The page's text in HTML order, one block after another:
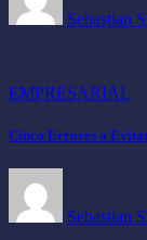
Sebastian
EMPRESARIAL
Cinco Errores a
Sebastian